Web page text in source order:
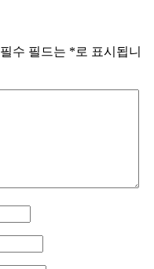
필수 필드는 *로 표시됩니